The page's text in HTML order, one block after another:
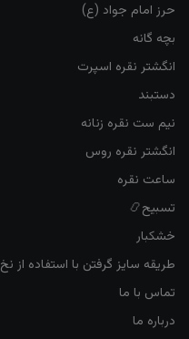
حرز امام جواد (ع)
بچه گانه
انگشتر نقره اسپرت
دستبند
نیم ست نقره زنانه
انگشتر نقره روس
ساعت نقره
تسبیح📿
خشکبار
طریقه سایز گرفتن با استفاده از نخ
تماس با ما
درباره ما